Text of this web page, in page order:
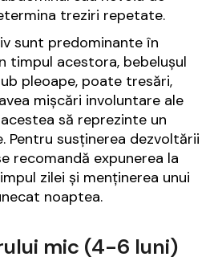
treziri repetate.
sunt predominante în
timpul acestora, bebelușul
pleoape, poate tresări,
mișcări involuntare ale
să reprezinte un
Pentru susținerea dezvoltării
recomandă expunerea la
zilei și menținerea unui
noaptea.
mic (4-6 luni)